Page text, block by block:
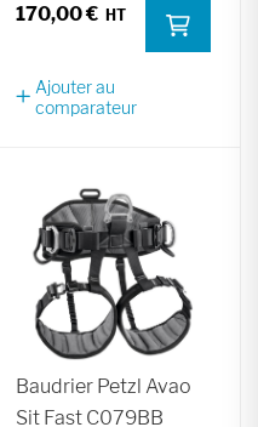
170,00 €
Ajouter au
comparateur
Baudrier Petzl Avao
Sit Fast C079BB